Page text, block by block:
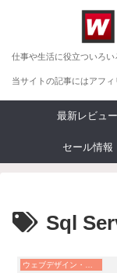
仕事や生活に役立ついろい
当サイトの記事にはアフィ
最新レビュー
セール情報
Sql